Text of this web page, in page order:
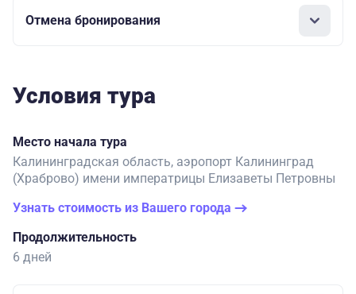
Отмена бронирования
Условия тура
Место начала тура
Калининградская область, аэропорт Калининград
(Храброво) имени императрицы Елизаветы Петровны
Узнать стоимость из Вашего города
Продолжительность
6 дней